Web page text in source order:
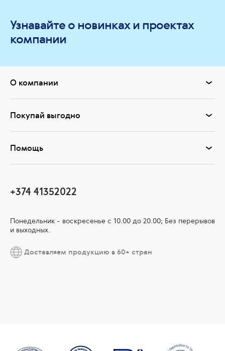
Узнавайте о новинках и проектах
компании
О компании
Покупай выгодно
Помощь
+374 41352022
Понедельник - воскресенье с 10.00 до 20.00; Без перерывов
и выходных.
Доставляем продукцию в 60+ стран